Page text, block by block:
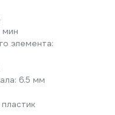
мин
элемента:
6.5 мм
пластик